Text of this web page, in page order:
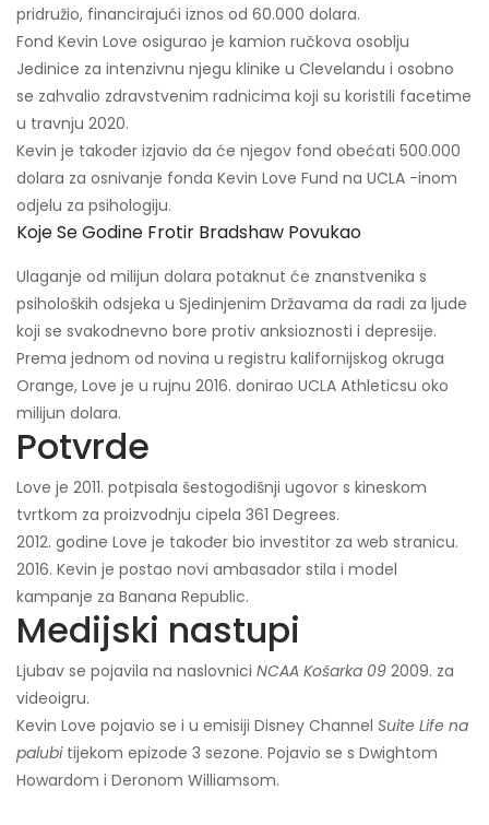
pridružio, financirajući iznos od 60.000 dolara.
Fond Kevin Love osigurao je kamion ručkova osoblju
Jedinice za intenzivnu njegu klinike u Clevelandu i osobno
se zahvalio zdravstvenim radnicima koji su koristili facetime
u travnju 2020.
Kevin je također izjavio da će njegov fond obećati 500.000
dolara za osnivanje fonda Kevin Love Fund na UCLA -inom
odjelu za psihologiju.
Koje Se Godine Frotir Bradshaw Povukao
Ulaganje od milijun dolara potaknut će znanstvenika s
psiholoških odsjeka u Sjedinjenim Državama da radi za ljude
koji se svakodnevno bore protiv anksioznosti i depresije.
Prema jednom od novina u registru kalifornijskog okruga
Orange, Love je u rujnu 2016. donirao UCLA Athleticsu oko
milijun dolara.
Potvrde
Love je 2011. potpisala šestogodišnji ugovor s kineskom
tvrtkom za proizvodnju cipela 361 Degrees.
2012. godine Love je također bio investitor za web stranicu.
2016. Kevin je postao novi ambasador stila i model
kampanje za Banana Republic.
Medijski nastupi
Ljubav se pojavila na naslovnici NCAA Košarka 09 2009. za
videoigru.
Kevin Love pojavio se i u emisiji Disney Channel Suite Life na
palubitijekom epizode 3 sezone. Pojavio se s Dwightom
Howardom i Deronom Williamsom.